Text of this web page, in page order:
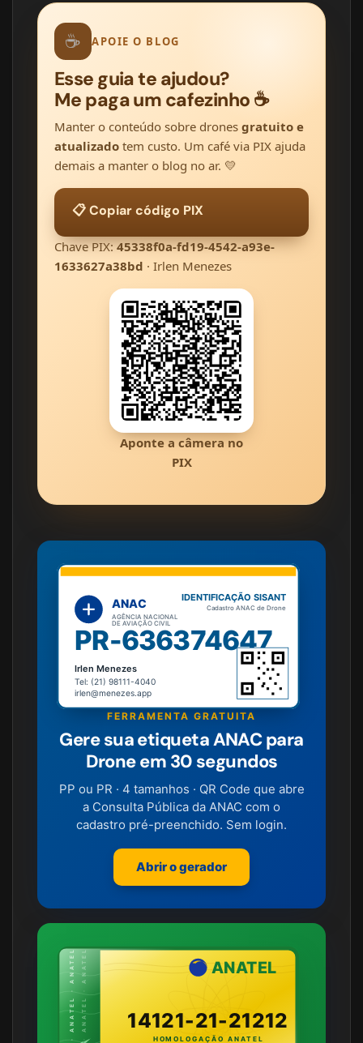
☕ APOIE O BLOG
Esse guia te ajudou?
Me paga um cafezinho ☕
Manter o conteúdo sobre drones gratuito e
atualizado tem custo. Um café via PIX ajuda
demais a manter o blog no ar. 💛
📋 Copiar código PIX
Chave PIX:45338f0a-fd19-4542-a93e-
1633627a38bd · Irlen Menezes
Aponte a câmera no
PIX
ANAC
AGÊNCIA NACIONAL
DE AVIAÇÃO CIVIL
IDENTIFICAÇÃO SISANT
Cadastro ANAC de Drone
PR-636374647
Irlen Menezes
Tel: (21) 98111-4040
irlen@menezes.app
FERRAMENTA GRATUITA
Gere sua etiqueta ANAC para
Drone em 30 segundos
PP ou PR · 4 tamanhos · QR Code que abre
a Consulta Pública da ANAC com o
cadastro pré-preenchido. Sem login.
Abrir o gerador
ANATEL · ANATEL · ANATELANATEL · ANATEL · ANATEL ANATEL
14121-21-21212
HOMOLOGAÇÃO ANATEL